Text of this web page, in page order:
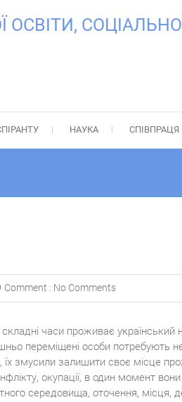
НАУКА СПІВПРАЦЯ
Comment : No Comments
часи проживає український
переміщені особи потребують
їх змусили залишити своє місце
окупації, в один момент
середовища, оточення, місця,